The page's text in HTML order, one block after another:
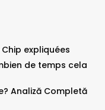
expliquées
de temps cela
Analiză Completă